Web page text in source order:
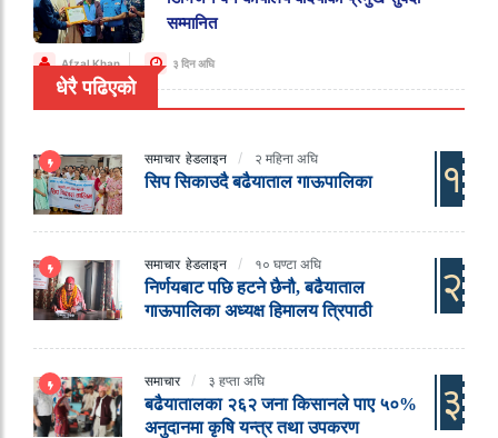
सम्मानित
Afzal Khan ३ दिन अघि
धेरै पढिएको
समाचार हेडलाइन २ महिना अघि
सिप सिकाउदै बढैयाताल गाऊपालिका १
समाचार हेडलाइन १० घण्टा अघि
निर्णयबाट पछि हटने छैनौ, बढैयाताल
गाऊपालिका अध्यक्ष हिमालय त्रिपाठी
२
समाचार ३ हप्ता अघि
बढैयातालका २६२ जना किसानले पाए ५०%
अनुदानमा कृषि यन्त्र तथा उपकरण
३